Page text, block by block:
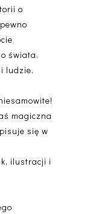
o
świata.
ludzie.
magiczna
się w
ilustracji i